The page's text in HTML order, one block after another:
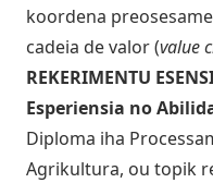
koordena
cadeia de valor (value
REKERIMENTU
Esperiensia no
Diploma iha
Agrikultura, ou topik